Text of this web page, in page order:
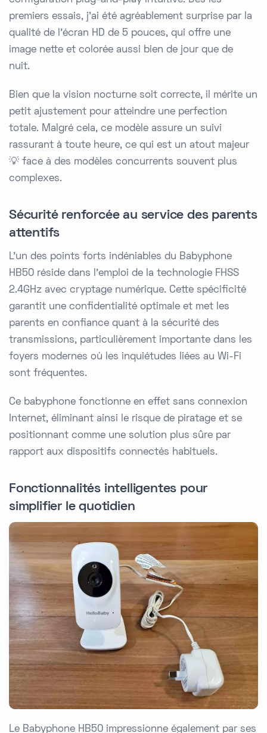
premiers essais, j'ai été agréablement surprise par la
qualité de l'écran HD de 5 pouces, qui offre une
image nette et colorée aussi bien de jour que de
nuit.
Bien que la vision nocturne soit correcte, il mérite un
petit ajustement pour atteindre une perfection
totale. Malgré cela, ce modèle assure un suivi
rassurant à toute heure, ce qui est un atout majeur
💡 face à des modèles concurrents souvent plus
complexes.
Sécurité renforcée au service des parents
attentifs
L'un des points forts indéniables du Babyphone
HB50 réside dans l'emploi de la technologie FHSS
2.4GHz avec cryptage numérique. Cette spécificité
garantit une confidentialité optimale et met les
parents en confiance quant à la sécurité des
transmissions, particulièrement importante dans les
foyers modernes où les inquiétudes liées au Wi-Fi
sont fréquentes.
Ce babyphone fonctionne en effet sans connexion
Internet, éliminant ainsi le risque de piratage et se
positionnant comme une solution plus sûre par
rapport aux dispositifs connectés habituels.
Fonctionnalités intelligentes pour
simplifier le quotidien
Le Babyphone HB50 impressionne également par ses